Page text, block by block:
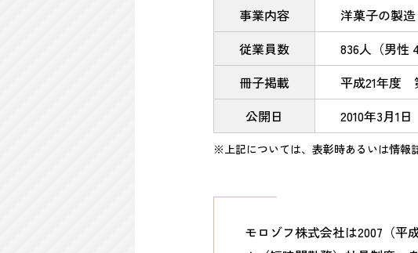
事業内容
洋菓子の製
従業員数
836人（男性
冊子掲載
平成21年度
公開日
2010年3月1日
※上記については、表彰時あるいは情報
モロゾフ株式会社は2007（平